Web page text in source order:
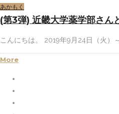
あかもく
(第3弾) 近畿大学薬学部さん
こんにちは。 2019年9月24日（火）
More